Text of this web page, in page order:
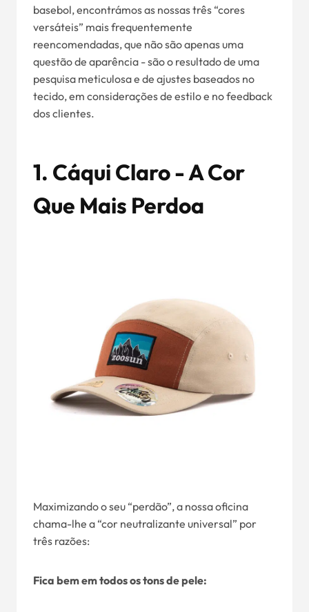
basebol, encontrámos as nossas três “cores
versáteis” mais frequentemente
reencomendadas, que não são apenas uma
questão de aparência - são o resultado de uma
pesquisa meticulosa e de ajustes baseados no
tecido, em considerações de estilo e no feedback
dos clientes.
1. Cáqui Claro - A Cor
Que Mais Perdoa
Maximizando o seu “perdão”, a nossa oficina
chama-lhe a “cor neutralizante universal” por
três razões:
Fica bem em todos os tons de pele: